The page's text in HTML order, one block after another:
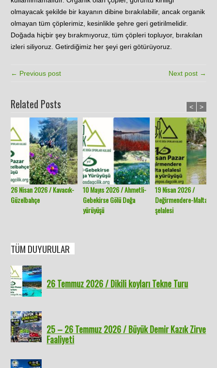
olmayacak şekilde bir kayanın dibine bırakılabilir, ancak organik
olmayan tüm çöplerimiz, kesinlikle şehre geri getirilmelidir.
Doğada hiçbir şey bırakmıyoruz, tüm çöpleri topluyor, bırakılan
izleri siliyoruz. Getirdiğimiz her şeyi geri götürüyoruz.
← Previous post Next post →
Related Posts
26 Nisan 2026 / Kavacık-
Güzelbahçe
10 Mayıs 2026 / Ahmetli-
Gebekirse Gölü Doğa
yürüyüşü
19 Nisan 2026 /
Değirmendere-Malta
şelalesi
< >
TÜM DUYURULAR
26 Temmuz 2026 / Dikili koyları Tekne Turu
25 – 26 Temmuz 2026 / Büyük Demir Kazık Zirve
Faaliyeti